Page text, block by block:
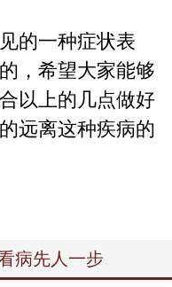
的一种症状表
，希望大家能够
以上的几点做好
远离这种疾病的
病先人一步